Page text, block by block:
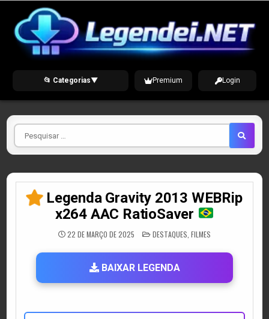
content
📂 Categorias▼ Premium Login
Pesquisar
por
Legenda Gravity 2013 WEBRip
x264 AAC RatioSaver
22 DE MARÇO DE 2025 POSTED
IN
DESTAQUES FILMES
BAIXAR LEGENDA